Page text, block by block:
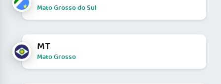
Mato Grosso do Sul
MT
Mato Grosso